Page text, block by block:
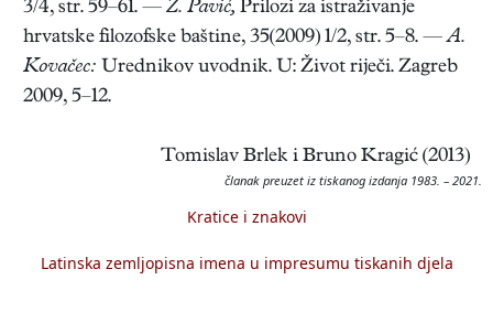
3/4, str. 59–61. — Ž. Pavić, Prilozi za istraživanje
hrvatske filozofske baštine, 35(2009) 1/2, str. 5–8. —A.
Kovačec: Urednikov uvodnik. U: Život riječi. Zagreb
2009, 5–12.
Tomislav Brlek i Bruno Kragić (2013)
članak preuzet iz tiskanog izdanja 1983. – 2021.
Kratice i znakovi
Latinska zemljopisna imena u impresumu tiskanih djela